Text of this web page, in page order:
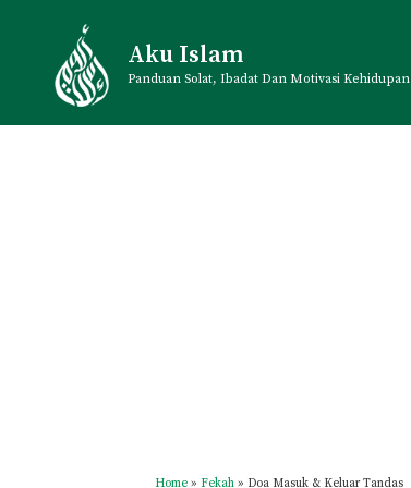
content
Aku Islam
Panduan Solat, Ibadat Dan Motivasi Kehidupan
Home » Fekah » Doa Masuk & Keluar Tandas